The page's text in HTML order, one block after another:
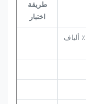
طريقة
اختبار
98٪ بوليستر 2٪ ألياف